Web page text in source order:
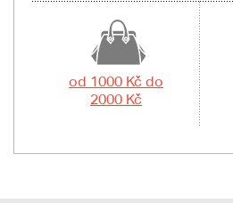
od 1000 Kč do
2000 Kč